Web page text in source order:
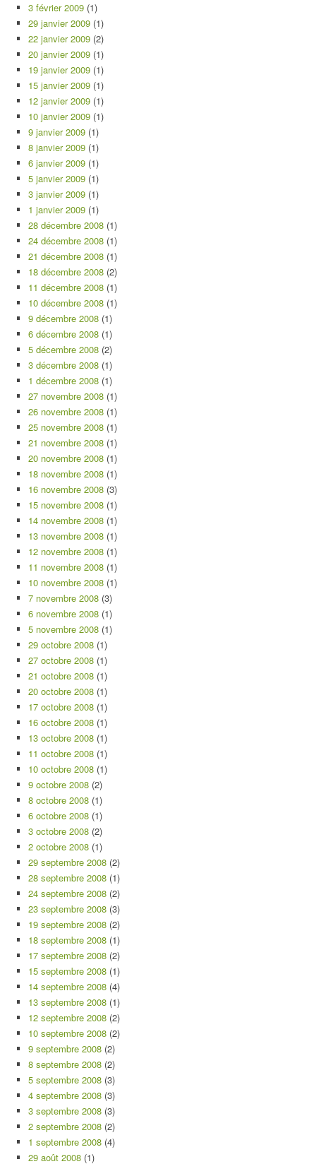
3 février 2009 (1)
29 janvier 2009 (1)
22 janvier 2009 (2)
20 janvier 2009 (1)
19 janvier 2009 (1)
15 janvier 2009 (1)
12 janvier 2009 (1)
10 janvier 2009 (1)
9 janvier 2009 (1)
8 janvier 2009 (1)
6 janvier 2009 (1)
5 janvier 2009 (1)
3 janvier 2009 (1)
1 janvier 2009 (1)
28 décembre 2008 (1)
24 décembre 2008 (1)
21 décembre 2008 (1)
18 décembre 2008 (2)
11 décembre 2008 (1)
10 décembre 2008 (1)
9 décembre 2008 (1)
6 décembre 2008 (1)
5 décembre 2008 (2)
3 décembre 2008 (1)
1 décembre 2008 (1)
27 novembre 2008 (1)
26 novembre 2008 (1)
25 novembre 2008 (1)
21 novembre 2008 (1)
20 novembre 2008 (1)
18 novembre 2008 (1)
16 novembre 2008 (3)
15 novembre 2008 (1)
14 novembre 2008 (1)
13 novembre 2008 (1)
12 novembre 2008 (1)
11 novembre 2008 (1)
10 novembre 2008 (1)
7 novembre 2008 (3)
6 novembre 2008 (1)
5 novembre 2008 (1)
29 octobre 2008 (1)
27 octobre 2008 (1)
21 octobre 2008 (1)
20 octobre 2008 (1)
17 octobre 2008 (1)
16 octobre 2008 (1)
13 octobre 2008 (1)
11 octobre 2008 (1)
10 octobre 2008 (1)
9 octobre 2008 (2)
8 octobre 2008 (1)
6 octobre 2008 (1)
3 octobre 2008 (2)
2 octobre 2008 (1)
29 septembre 2008 (2)
28 septembre 2008 (1)
24 septembre 2008 (2)
23 septembre 2008 (3)
19 septembre 2008 (2)
18 septembre 2008 (1)
17 septembre 2008 (2)
15 septembre 2008 (1)
14 septembre 2008 (4)
13 septembre 2008 (1)
12 septembre 2008 (2)
10 septembre 2008 (2)
9 septembre 2008 (2)
8 septembre 2008 (2)
5 septembre 2008 (3)
4 septembre 2008 (3)
3 septembre 2008 (3)
2 septembre 2008 (2)
1 septembre 2008 (4)
29 août 2008 (1)